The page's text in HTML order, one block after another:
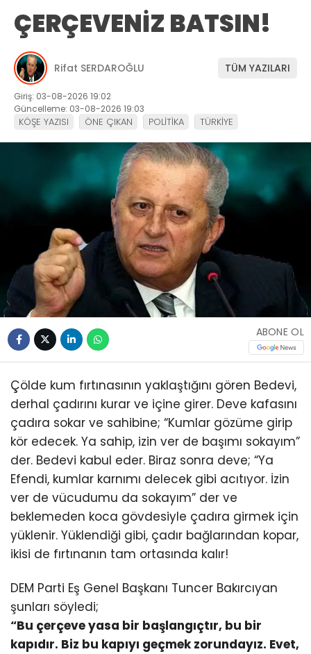
ÇERÇEVENİZ BATSIN!
Rifat SERDAROĞLU TÜM YAZILARI
Giriş: 03-08-2026 19:02
Güncelleme: 03-08-2026 19:03
KÖŞE YAZISI ÖNE ÇIKAN POLİTİKA TÜRKİYE
ABONE OL
Çölde kum fırtınasının yaklaştığını gören Bedevi,
derhal çadırını kurar ve içine girer. Deve kafasını
çadıra sokar ve sahibine; “Kumlar gözüme girip
kör edecek. Ya sahip, izin ver de başımı sokayım”
der. Bedevi kabul eder. Biraz sonra deve; “Ya
Efendi, kumlar karnımı delecek gibi acıtıyor. İzin
ver de vücudumu da sokayım” der ve
beklemeden koca gövdesiyle çadıra girmek için
yüklenir. Yüklendiği gibi, çadır bağlarından kopar,
ikisi de fırtınanın tam ortasında kalır!
DEM Parti Eş Genel Başkanı Tuncer Bakırcıyan
şunları söyledi;
“Bu çerçeve yasa bir başlangıçtır, bu bir
kapıdır. Biz bu kapıyı geçmek zorundayız. Evet,